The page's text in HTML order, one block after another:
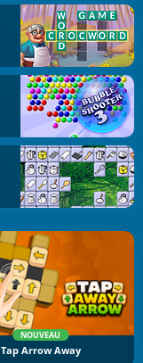
NOUVEAU
Tap Arrow Away